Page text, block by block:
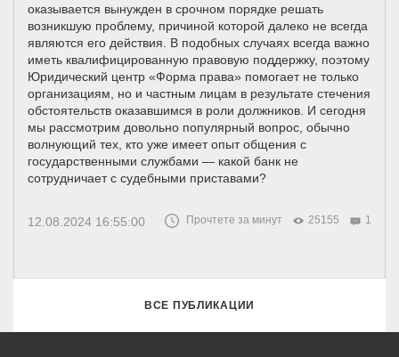
оказывается вынужден в срочном порядке решать
возникшую проблему, причиной которой далеко не всегда
являются его действия. В подобных случаях всегда важно
иметь квалифицированную правовую поддержку, поэтому
Юридический центр «Форма права» помогает не только
организациям, но и частным лицам в результате стечения
обстоятельств оказавшимся в роли должников. И сегодня
мы рассмотрим довольно популярный вопрос, обычно
волнующий тех, кто уже имеет опыт общения с
государственными службами — какой банк не
сотрудничает с судебными приставами?
12.08.2024 16:55:00 Прочтете за минут 25155 1
ВСЕ ПУБЛИКАЦИИ